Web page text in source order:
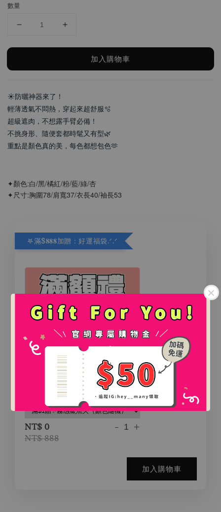
.
.
數量
加入購物車
☀️防曬神器來了！
輕薄透氣不悶熱，穿起來超舒服🫧
超級遮肉，不想露手臂必備！
不挑身形、隨便套都時髦又有型🌿
重點是顏色真的美，每色都想包色🫶
✦顏色:白/黑/橘紅/粉/藍/綠/杏
✦尺寸:胸圍78/肩寬37/衣長40/袖長53
𖤐滿$𝟖𝟖𝟖加贈：好運福袋.ᐟ‪.ᐟ
氛圍感百搭鯊魚夾（2款）
NT$ 0
NT$ 888
- +
加入購物車